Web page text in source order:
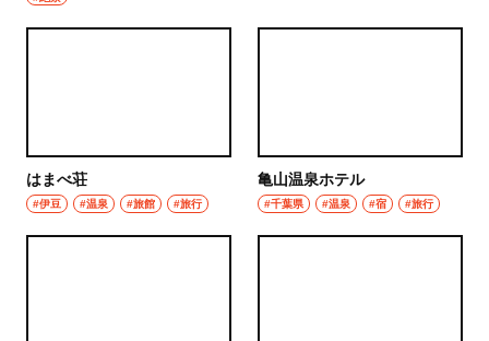
栃木県
高崎
埼玉県
食べ歩き
ランチ
はまべ荘
#伊豆 #温泉 #旅館 #旅行
亀山温泉ホテル
#千葉県 #温泉 #宿 #旅行